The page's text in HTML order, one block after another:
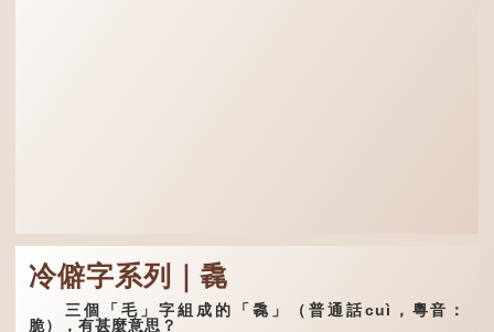
冷僻字系列｜毳
三個「毛」字組成的「毳」（普通話cuì，粵音：
脆），有甚麼意思？